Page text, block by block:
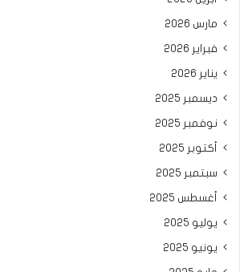
مارس 2026
فبراير 2026
يناير 2026
ديسمبر 2025
نوفمبر 2025
أكتوبر 2025
سبتمبر 2025
أغسطس 2025
يوليو 2025
يونيو 2025